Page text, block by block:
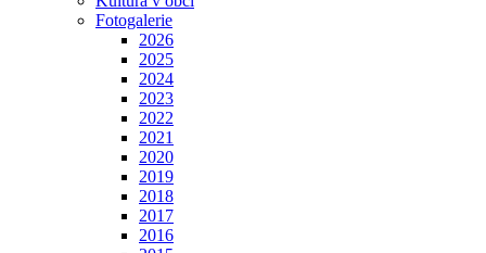
Fotogalerie
2026
2025
2024
2023
2022
2021
2020
2019
2018
2017
2016